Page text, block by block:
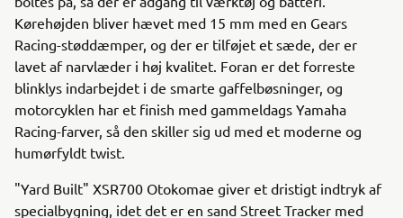
Kørehøjden bliver hævet med 15 mm med en Gears
Racing-støddæmper, og der er tilføjet et sæde, der er
lavet af narvlæder i høj kvalitet. Foran er det forreste
blinklys indarbejdet i de smarte gaffelbøsninger, og
motorcyklen har et finish med gammeldags Yamaha
Racing-farver, så den skiller sig ud med et moderne og
humørfyldt twist.
"Yard Built" XSR700 Otokomae giver et dristigt indtryk af
specialbygning, idet det er en sand Street Tracker med